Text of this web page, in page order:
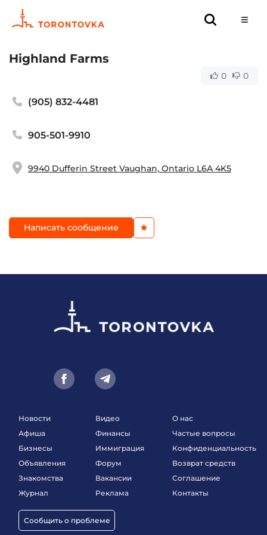
Highland Farms
0 0
(905) 832-4481
905-501-9910
9940 Dufferin Street Vaughan, Ontario L6A 4K5
Написать сообщение
Новости
Афиша
Бизнесы
Объявления
Знакомства
Журнал
Сообщить о проблеме
Видео
Финансы
Иммиграция
Форум
Вакансии
Реклама
О нас
Частые вопросы
Конфиденциальность
Возврат средств
Соглашение
Контакты